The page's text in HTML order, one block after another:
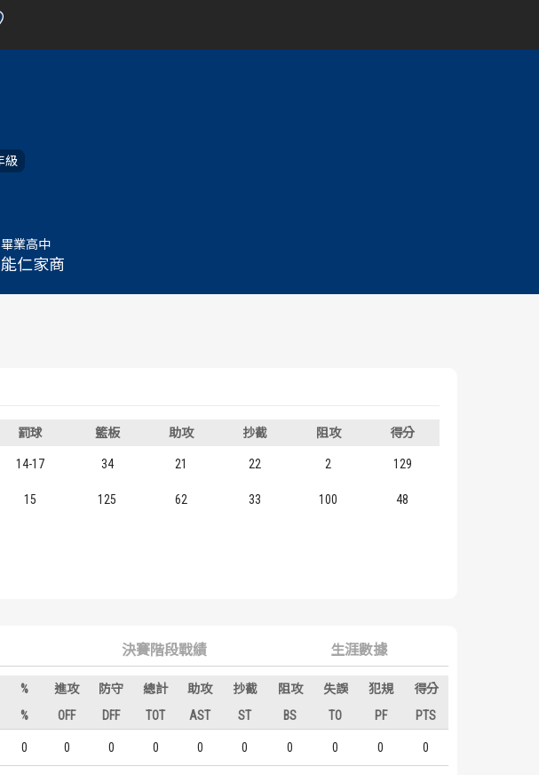
獎得主
獎得主
級
畢業高中
能仁家商
罰球 籃板 助攻 抄截 阻攻 得分
14-17 34 21 22 2 129
15 125 62 33 100 48
決賽階段戰績 生涯數據
% 進攻 防守 總計 助攻 抄截 阻攻 失誤 犯規
得分
% OFF DFF TOT AST ST BS TO PF PTS
0 0 0 0 0 0 0 0 0 0